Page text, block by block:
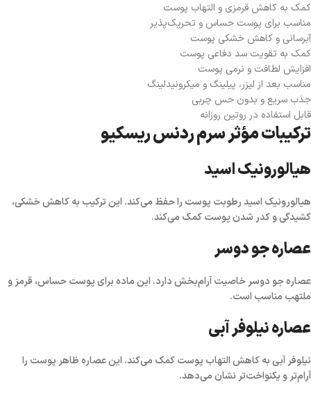
کمک به کاهش قرمزی و التهاب پوست
مناسب برای پوست حساس و تحریک‌پذیر
آبرسانی و کاهش خشکی پوست
کمک به تقویت سد دفاعی پوست
افزایش لطافت و نرمی پوست
مناسب بعد از لیزر، پیلینگ و میکرونیدلینگ
جذب سریع و بدون حس چربی
قابل استفاده در روتین روزانه
ترکیبات مؤثر سرم ردنس ریسکیو
هیالورونیک اسید
هیالورونیک اسید رطوبت پوست را حفظ می‌کند. این ترکیب به کاهش خشکی،
کشیدگی و کدر شدن پوست کمک می‌کند.
عصاره جو دوسر
عصاره جو دوسر خاصیت آرام‌بخش دارد. این ماده برای پوست حساس، قرمز و
ملتهب مناسب است.
عصاره نیلوفر آبی
نیلوفر آبی به کاهش التهاب پوست کمک می‌کند. این عصاره ظاهر پوست را
آرام‌تر و یکنواخت‌تر نشان می‌دهد.